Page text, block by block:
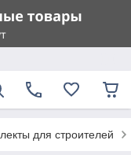
для строителей